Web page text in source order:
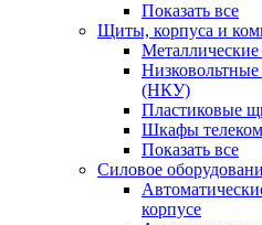
Показать все
Щиты, корпуса и
Низковольтные
(НКУ)
Пластиковые
Шкафы
Показать все
Силовое
корпусе